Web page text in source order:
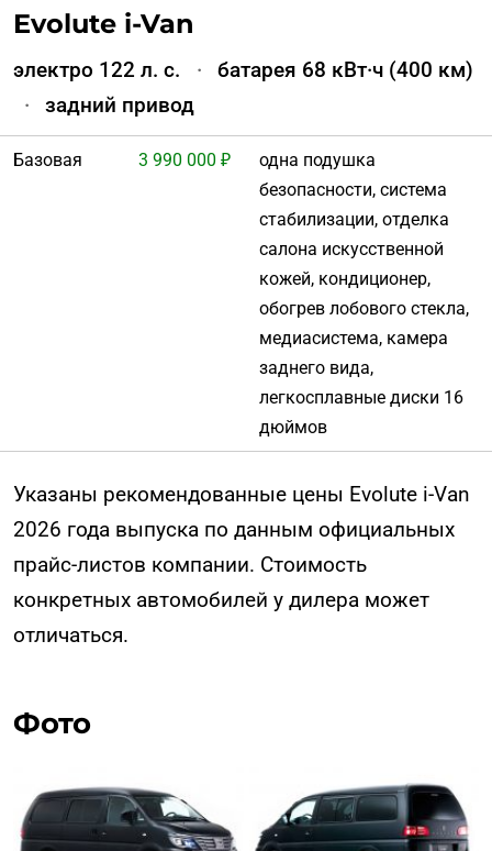
Evolute i-Van
электро 122 л. с. ·
батарея 68 кВт·ч (400 км)
·
задний привод
Базовая 3 990 000 ₽
одна подушка
безопасности, система
стабилизации, отделка
салона искусственной
кожей, кондиционер,
обогрев лобового стекла,
медиасистема, камера
заднего вида,
легкосплавные диски 16
дюймов
Указаны рекомендованные цены Evolute i-Van
2026 года выпуска по данным официальных
прайс-листов компании. Стоимость
конкретных автомобилей у дилера может
отличаться.
Фото